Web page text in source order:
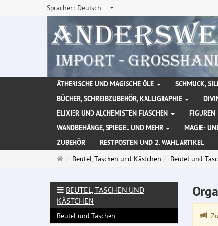
Sprachen: Deutsch
ÄTHERISCHE UND MAGISCHE ÖLE SCHMUCK,
BÜCHER, SCHREIBZUBEHÖR, KALLIGRAPHIE
ELIXIER UND ALCHEMISTEN FLASCHEN
FIGUREN
WANDBEHÄNGE, SPIEGEL UND MEHR
MAGIE-
ZUBEHÖR
RESTPOSTEN UND 2. WAHL ARTIKEL
Startseite
Beutel, Taschen und Kästchen Beutel und
Zu
BEUTEL, TASCHEN UND
KÄSTCHEN
Beutel und Taschen